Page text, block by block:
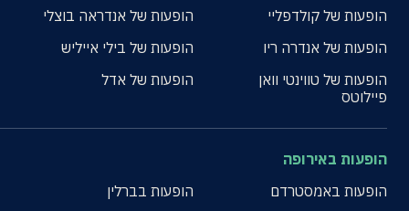
הופעות של קולדפליי
הופעות של אנדראה בוצלי
הופעות של אנדרה ריו
הופעות של בילי אייליש
הופעות של טווינטי וואן
פיילוטס
הופעות של אדל
הופעות באירופה
הופעות באמסטרדם
הופעות בברלין